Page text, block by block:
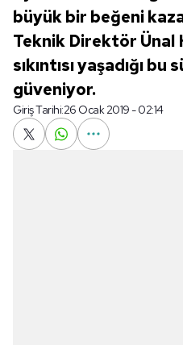
büyük bir beğeni
Teknik Direktör Ünal
sıkıntısı yaşadığı
güveniyor.
Giriş Tarihi:26 Ocak 2019 - 02:14